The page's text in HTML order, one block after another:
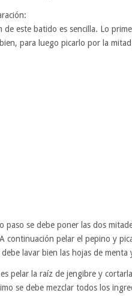
de este batido es sencilla. Lo
para luego picarlo por la
paso se debe poner las dos
continuación pelar el pepino y
lavar bien las hojas de menta
pelar la raíz de jengibre y
se debe mezclar todos los